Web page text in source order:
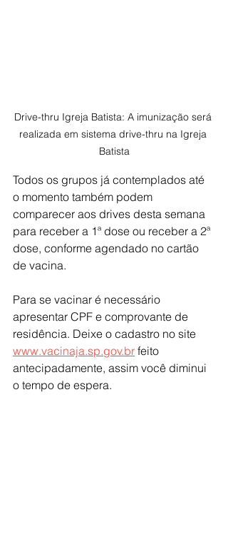
Drive-thru Igreja Batista: A imunização será
realizada em sistema drive-thru na Igreja
Batista
Todos os grupos já contemplados até
o momento também podem
comparecer aos drives desta semana
para receber a 1ª dose ou receber a 2ª
dose, conforme agendado no cartão
de vacina.
Para se vacinar é necessário
apresentar CPF e comprovante de
residência. Deixe o cadastro no site
www.vacinaja.sp.gov.br feito
antecipadamente, assim você diminui
o tempo de espera.